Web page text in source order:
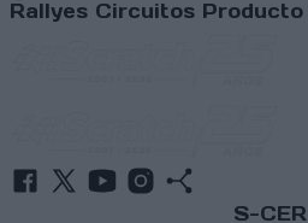
Rallyes Circuitos Producto
S-CER